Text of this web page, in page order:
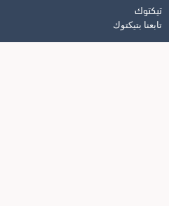
تيكتوك
تابعنا بتيكتوك